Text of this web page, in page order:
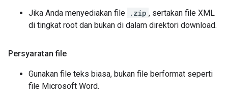
Jika Anda menyediakan file .zip , sertakan file XML
di tingkat root dan bukan di dalam direktori download.
Persyaratan file
Gunakan file teks biasa, bukan file berformat seperti
file Microsoft Word.